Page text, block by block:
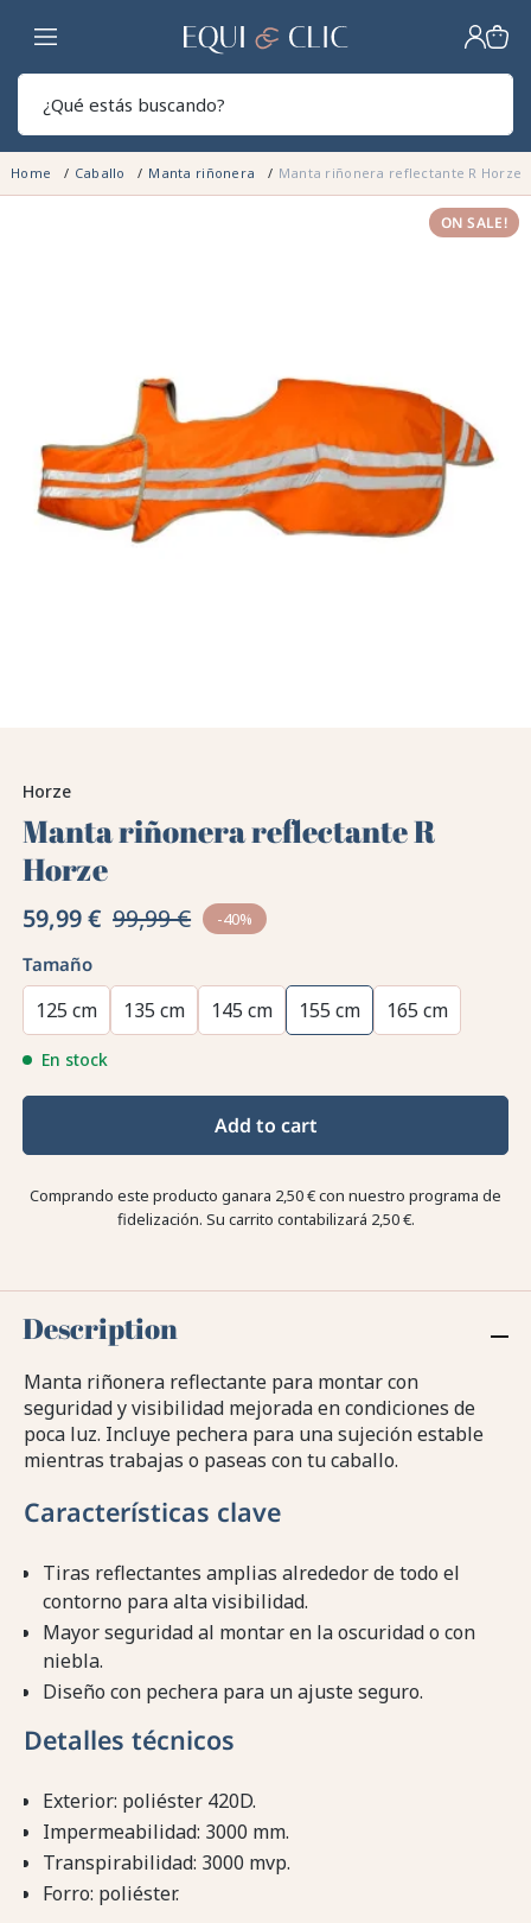
Hogar
Home Caballo Manta riñonera Manta riñonera reflectante R Horze
ON SALE!
Horze
Manta riñonera reflectante R
Horze
59,99 € 99,99 € -40%
Tamaño
125 cm 135 cm 145 cm 155 cm 165 cm
En stock
Add to cart
Comprando este producto ganara 2,50 €con nuestro programa de
fidelización. Su carrito contabilizará 2,50 €.
Description
Manta riñonera reflectante para montar con
seguridad y visibilidad mejorada en condiciones de
poca luz. Incluye pechera para una sujeción estable
mientras trabajas o paseas con tu caballo.
Características clave
Tiras reflectantes amplias alrededor de todo el
contorno para alta visibilidad.
Mayor seguridad al montar en la oscuridad o con
niebla.
Diseño con pechera para un ajuste seguro.
Detalles técnicos
Exterior: poliéster 420D.
Impermeabilidad: 3000 mm.
Transpirabilidad: 3000 mvp.
Forro: poliéster.